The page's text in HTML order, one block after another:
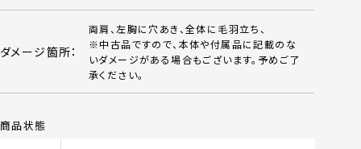
ダメージ箇所：
両肩、左胸に穴あき、全体に毛羽立ち、
※中古品ですので、本体や付属品に記載のな
いダメージがある場合もございます。予めご了
承ください。
商品状態